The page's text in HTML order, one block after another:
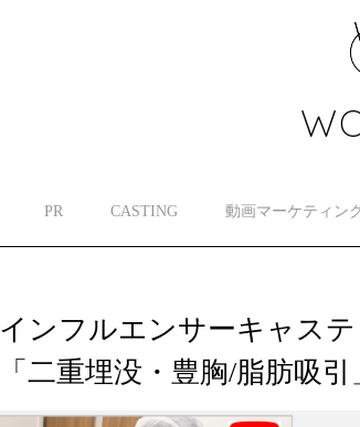
PR CASTING 動画マーケティン
インフルエンサーキャス
「二重埋没・豊胸/脂肪吸引